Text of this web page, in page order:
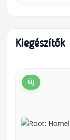
Kiegészítők
Új